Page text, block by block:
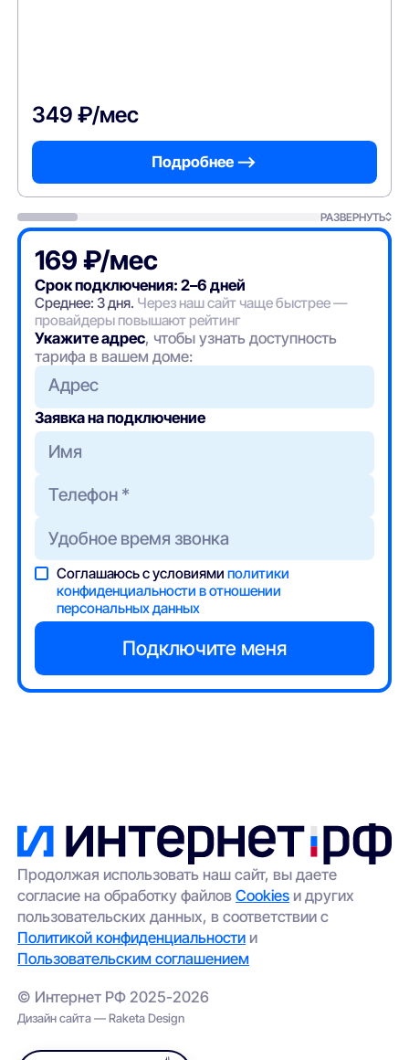
349 ₽/мес
Подробнее —>
РАЗВЕРНУТЬ
169 ₽/мес
Срок подключения: 2–6 дней
Среднее: 3 дня. Через наш сайт чаще быстрее —
провайдеры повышают рейтинг
Укажите адрес, чтобы узнать доступность
тарифа в вашем доме:
Адрес
Заявка на подключение
Соглашаюсь с условиямиполитики
конфиденциальности в отношении
персональных данных
Продолжая использовать наш сайт, вы даете
согласие на обработку файловCookies и других
пользовательских данных, в соответствии с
Политикой конфиденциальности и
Пользовательским соглашением
© Интернет РФ 2025-2026
Дизайн сайта — Raketa Design